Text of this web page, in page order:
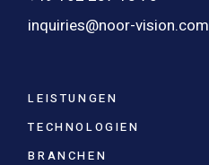
inquiries@noor-vision.com
LEISTUNGEN
TECHNOLOGIEN
BRANCHEN